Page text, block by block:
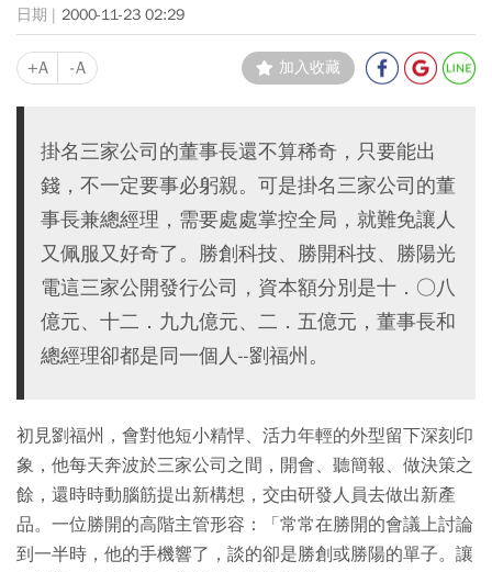
2000-11-23 02:29
+A -A 加入收藏
掛名三家公司的董事長還不算稀奇，只要能出
錢，不一定要事必躬親。可是掛名三家公司的董
事長兼總經理，需要處處掌控全局，就難免讓人
又佩服又好奇了。勝創科技、勝開科技、勝陽光
電這三家公開發行公司，資本額分別是十．○八
億元、十二．九九億元、二．五億元，董事長和
總經理卻都是同一個人--劉福州。
初見劉福州，會對他短小精悍、活力年輕的外型留下深刻印
象，他每天奔波於三家公司之間，開會、聽簡報、做決策之
餘，還時時動腦筋提出新構想，交由研發人員去做出新產
品。一位勝開的高階主管形容：「常常在勝開的會議上討論
到一半時，他的手機響了，談的卻是勝創或勝陽的單子。讓